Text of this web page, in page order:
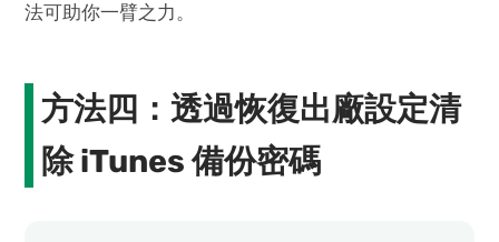
法可助你一臂之力。
方法四：透過恢復出廠設定清
除 iTunes 備份密碼